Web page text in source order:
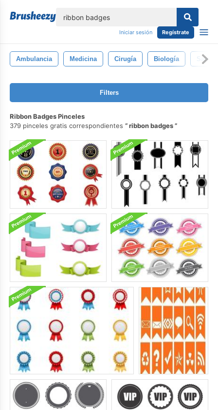
Iniciar sesión Regístrate
Ambulancia Medicina Cirugía Biología Sangre
Filters
Ribbon Badges Pinceles
379 pinceles gratis correspondientes
ribbon badges